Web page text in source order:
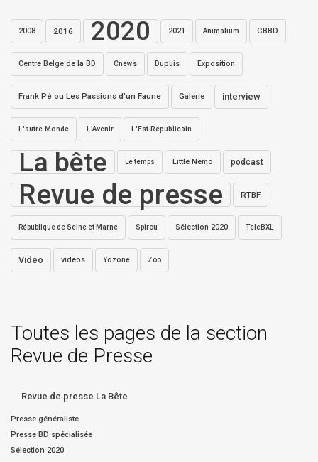
2008 2016 2020 2021 Animalium CBBD
Centre Belge de la BD Cnews Dupuis Exposition
Frank Pé ou Les Passions d’un Faune Galerie interview
L'autre Monde L'Avenir L'Est Républicain
La bête Le temps Little Nemo podcast
Revue de presse RTBF
République de Seine et Marne Spirou Sélection 2020 TeleBXL
Video videos Yozone Zoo
Toutes les pages de la section
Revue de Presse
Revue de presse La Bête
Presse généraliste
Presse BD spécialisée
Sélection 2020